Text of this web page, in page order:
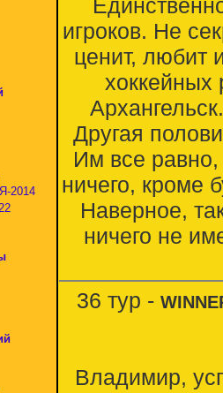
2014
игроков. Не
ценит, любит
хоккейных
Другая
Им все равно,
ничего, кроме
Наверное,
ничего не
36 тур -
Владимир,